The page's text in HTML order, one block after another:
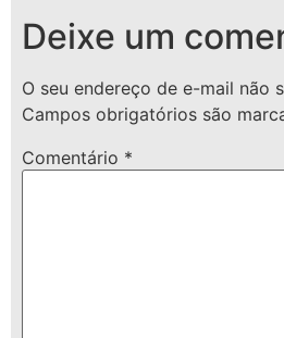
Deixe um
O seu endereço de e-mail não
Campos obrigatórios são
Comentário *